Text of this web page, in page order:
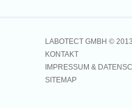
LABOTECT GMBH ©
KONTAKT
IMPRESSUM &
SITEMAP